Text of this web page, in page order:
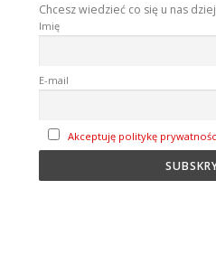
Chcesz wiedzieć co się u nas
Imię
E-mail
Akceptuję politykę